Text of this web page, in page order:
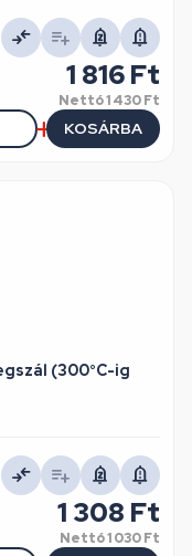
1 816 Ft
Nettó1 430 Ft
KOSÁRBA
1 308 Ft
Nettó1 030 Ft